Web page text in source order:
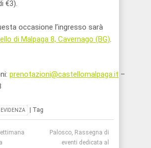
€3).
occasione l’ingresso sarà
di Malpaga 8, Cavernago (BG)
prenotazioni@castellomalpaga.it –
EVIDENZA | Tag
Palosco, Rassegna di
eventi dedicata al